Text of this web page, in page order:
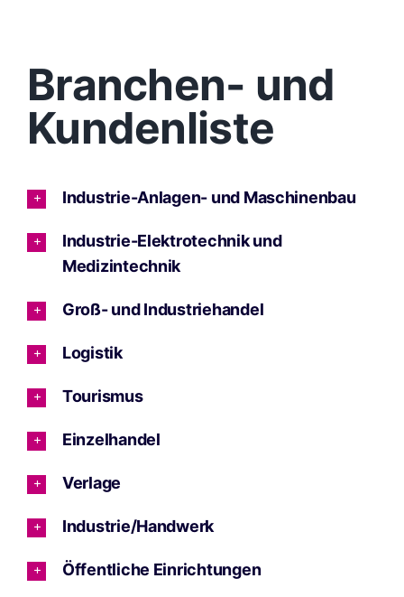
Branchen- und
Kundenliste
Industrie-Anlagen- und Maschinenbau
Industrie-Elektrotechnik und
Medizintechnik
Groß- und Industriehandel
Logistik
Tourismus
Einzelhandel
Verlage
Industrie/Handwerk
Öffentliche Einrichtungen